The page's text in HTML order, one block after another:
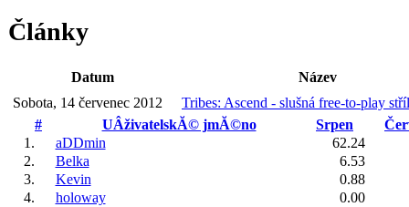
Články
Datum
Název
Sobota, 14 červenec 2012
Tribes: Ascend - slušná free-to-play
#
UÂživatelskĂ© jmĂ©no Srpen
1.
aDDmin
62.24
2.
Belka
6.53
3.
Kevin
0.88
4.
holoway
0.00